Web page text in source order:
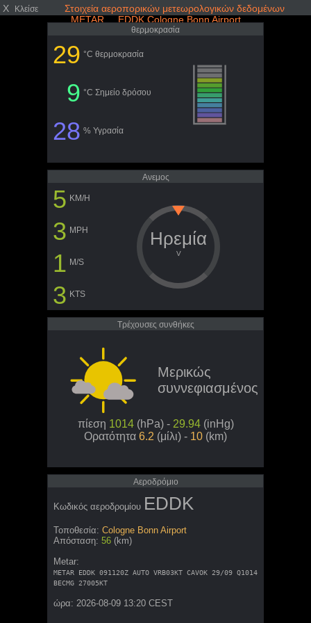
X Κλείσε
Στοιχεία αεροπορικών μετεωρολογικών δεδομένων
METAR EDDK Cologne Bonn Airport
θερμοκρασία
29 °C θερμοκρασία
9 °C Σημείο δρόσου
28 % Υγρασία
Ανεμος
5 KM/H
3 MPH
1 M/S
3 KTS
Ηρεμία
V
Τρέχουσες συνθήκες
Μερικώς
συννεφιασμένος
πίεση 1014 (hPa) - 29.94 (inHg)
Ορατότητα 6.2 (μίλι) - 10 (km)
Aεροδρόμιο
Κωδικός αεροδρομίου EDDK
Τοποθεσία: Cologne Bonn Airport
Απόσταση: 56 (km)
Metar:
METAR EDDK 091120Z AUTO VRB03KT CAVOK 29/09 Q1014
BECMG 27005KT
ώρα: 2026-08-09 13:20 CEST